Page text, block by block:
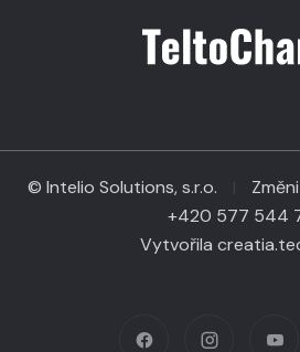
© Intelio Solutions, s.r.o. |
+420 577 544
Vytvořila